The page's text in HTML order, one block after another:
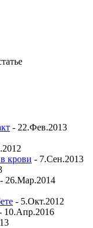
- 22.Фев.2013
крови - 7.Сен.2013
- 26.Мар.2014
- 5.Окт.2012
10.Апр.2016